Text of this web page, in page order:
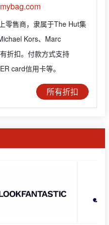
零售商，隶属于The Hut集
Kors、Marc
折扣。付款方式支持
card信用卡等。
所有折扣